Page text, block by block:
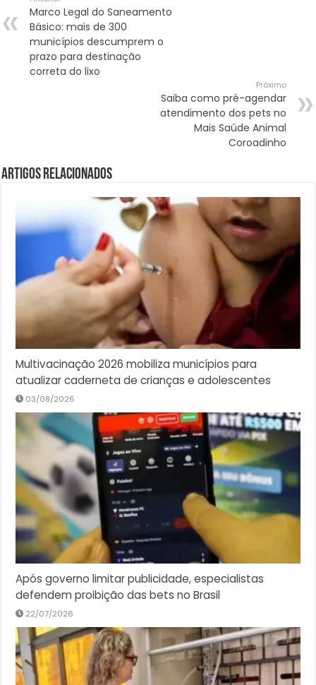
Marco Legal do Saneamento
Básico: mais de 300
municípios descumprem o
prazo para destinação
correta do lixo
Próximo
Saiba como pré-agendar
atendimento dos pets no
Mais Saúde Animal
Coroadinho
Artigos Relacionados
Multivacinação 2026 mobiliza municípios para
atualizar caderneta de crianças e adolescentes
03/08/2026
Após governo limitar publicidade, especialistas
defendem proibição das bets no Brasil
22/07/2026